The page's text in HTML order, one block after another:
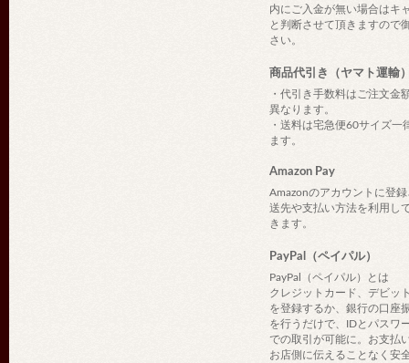
内にご入金が無い場合はキ
と判断させて頂きますので
さい。
商品代引き（ヤマト運輸
・代引き手数料はご注文金
異なります。
・送料は宅急便60サイズ一
ます。
Amazon Pay
Amazonのアカウントに登
送先や支払い方法を利用し
きます。
PayPal（ペイパル）
PayPal（ペイパル）とは
クレジットカード、デビッ
を登録するか、銀行の口座
を行うだけで、IDとパスワ
での取引が可能に。お支払
お店側に伝えることなく安